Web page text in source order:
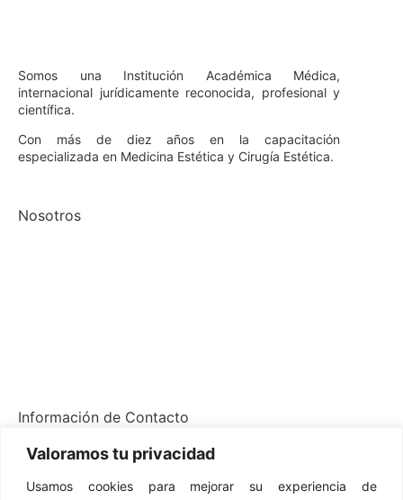
Valoramos tu privacidad
Usamos cookies para mejorar su experiencia de
Somos una Institución Académica Médica,
internacional jurídicamente reconocida, profesional y
científica.
Con más de diez años en la capacitación
especializada en Medicina Estética y Cirugía Estética.
Nosotros
Información de Contacto
info@alamece.com
(+55) 17 99202-2114